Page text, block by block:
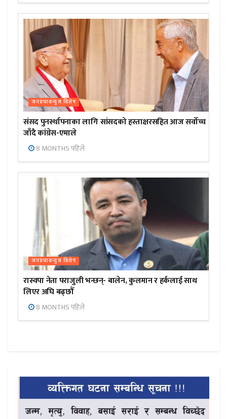
जनप्रभाबन्युज विशेष
संसद पुनर्स्थापनाका लागि सांसदको हस्ताक्षरसहित आज सर्वोच्च
जाँदै कांग्रेस-एमाले
8 MONTHS पहिले
जनप्रभाबन्युज विशेष
रास्वपा नेता पराजुली भन्छन्- बालेन, कुलमान र हर्कलाई साथ
लिएर अघि बढ्छौँ
8 MONTHS पहिले